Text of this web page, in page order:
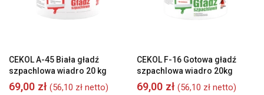
CEKOL A-45 Biała gładź
szpachlowa wiadro 20 kg
69,00 zł (56,10 zł netto)
CEKOL F-16 Gotowa gładź
szpachlowa wiadro 20kg
69,00 zł (56,10 zł netto)